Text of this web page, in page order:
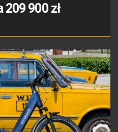
900 zł